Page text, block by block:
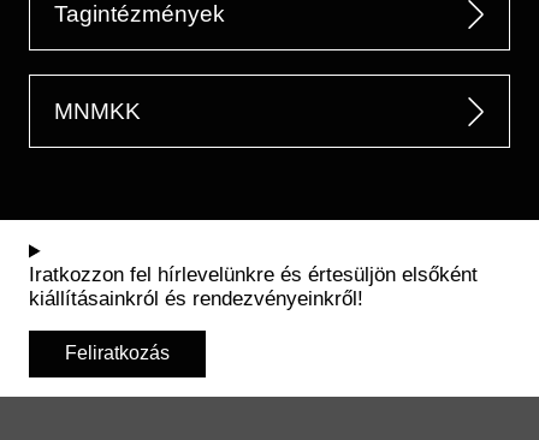
Tagintézmények
MNMKK
Iratkozzon fel hírlevelünkre és értesüljön elsőként
kiállításainkról és rendezvényeinkről!
Feliratkozás